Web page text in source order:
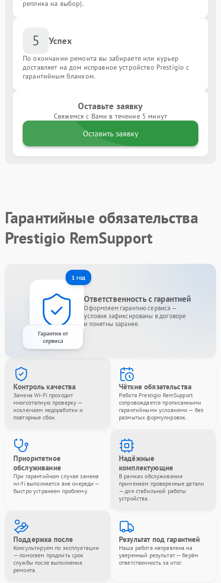
реплика на выбор).
5 Успех
По окончании ремонта вы забираете или курьер
доставляет на дом исправное устройство Prestigio с
гарантийным бланком.
Оставьте заявку
Свяжемся с Вами в течение 5 минут
Оставить заявку
Гарантийные обязательства
Prestigio RemSupport
1 год
Гарантия от
сервиса
Ответственность с гарантией
Оформляем гарантию сервиса —
условия зафиксированы в договоре
и понятны заранее.
Контроль качества
Замена Wi-Fi проходит
многоэтапную проверку —
исключаем недоработки и
повторные сбои.
Чёткие обязательства
Работа Prestigio RemSupport
сопровождается прописанными
гарантийными условиями — без
размытых формулировок.
Приоритетное
обслуживание
При гарантийном случае замена
wi-fi выполняется вне очереди —
быстро устраняем проблему.
Надёжные
комплектующие
В рамках обслуживания
применяем проверенные детали
— для стабильной работы
устройства.
Поддержка после
Консультируем по эксплуатации
— помогаем продлить срок
службы после выполнения
ремонта.
Результат под гарантией
Наша работа направлена на
уверенный результат — берём
ответственность за итог.